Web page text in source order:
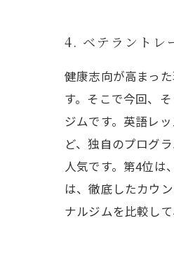
4. ベテラントレ
健康志向が高まっ
す。そこで今回、
ジムです。英語レ
ど、独自のプログ
人気です。第4位は
は、徹底したカウ
ナルジムを比較し